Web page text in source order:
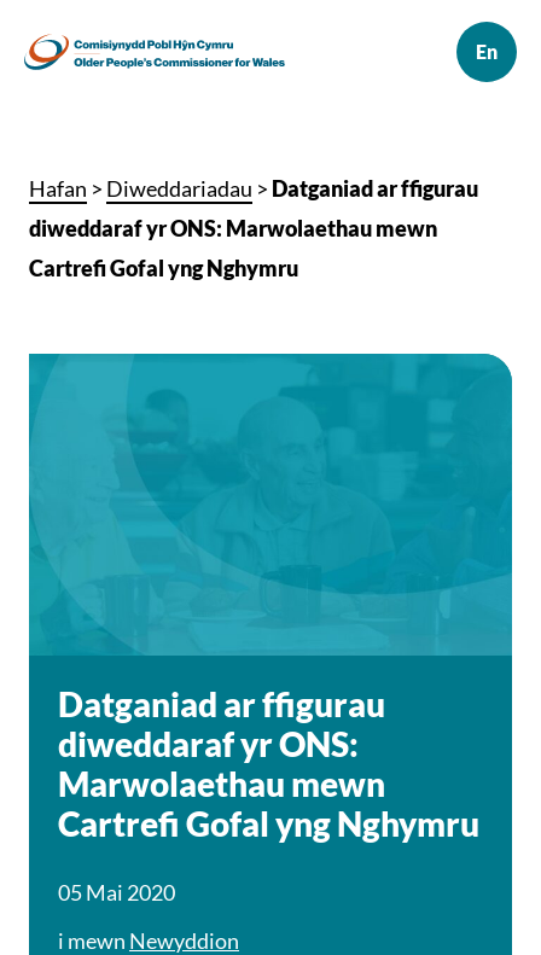
Hafan > Diweddariadau > Datganiad ar ffigurau
diweddaraf yr ONS: Marwolaethau mewn
Cartrefi Gofal yng Nghymru
Datganiad ar ffigurau
diweddaraf yr ONS:
Marwolaethau mewn
Cartrefi Gofal yng Nghymru
05 Mai 2020
i mewn Newyddion